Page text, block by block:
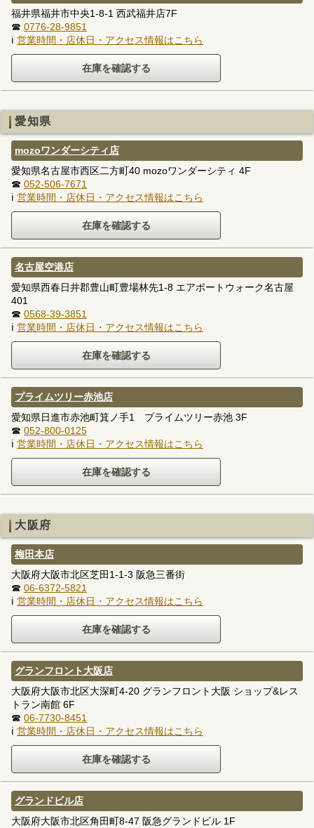
福井県福井市中央1-8-1 西武福井店7F
☎ 0776-28-9851
ℹ 営業時間・店休日・アクセス情報はこちら
愛知県
mozoワンダーシティ店
愛知県名古屋市西区二方町40 mozoワンダーシティ 4F
☎ 052-506-7671
ℹ 営業時間・店休日・アクセス情報はこちら
名古屋空港店
愛知県西春日井郡豊山町豊場林先1-8 エアポートウォーク名古屋
401
☎ 0568-39-3851
ℹ 営業時間・店休日・アクセス情報はこちら
プライムツリー赤池店
愛知県日進市赤池町箕ノ手1 プライムツリー赤池 3F
☎ 052-800-0125
ℹ 営業時間・店休日・アクセス情報はこちら
大阪府
梅田本店
大阪府大阪市北区芝田1-1-3 阪急三番街
☎ 06-6372-5821
ℹ 営業時間・店休日・アクセス情報はこちら
グランフロント大阪店
大阪府大阪市北区大深町4-20 グランフロント大阪 ショップ&レス
トラン南館 6F
☎ 06-7730-8451
ℹ 営業時間・店休日・アクセス情報はこちら
グランドビル店
大阪府大阪市北区角田町8-47 阪急グランドビル 1F